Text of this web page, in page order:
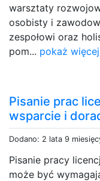
warsztaty
osobisty i
zespołowi oraz
pom... pokaż
Pisanie prac
wsparcie i
Dodano: 2 lata 9
Pisanie pracy
może być